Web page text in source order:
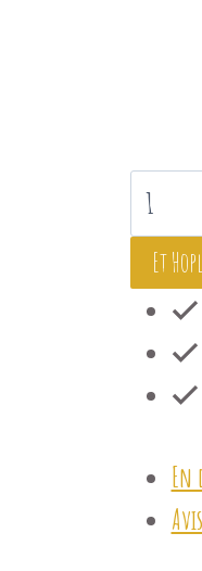
quantité
de
Barry
(vert)
Et
En